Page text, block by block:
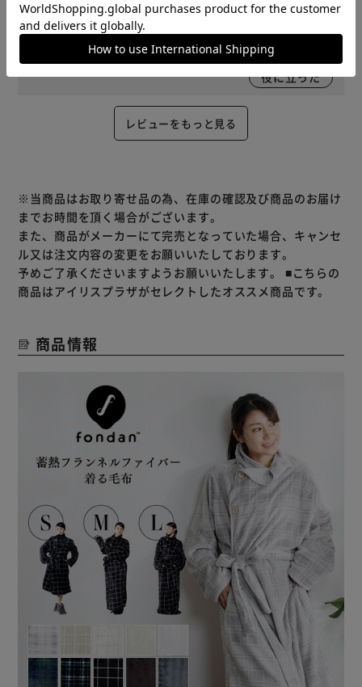
サイズ : Mサイズ ｜ カラー : グリッド/アイボリー×グレー 購入
最近引っ越した姪っ子の為に購入しました。とても暖かいの
で手放せない最高ですとの事です
役に立った
レビューをもっと見る
※当商品はお取り寄せ品の為、在庫の確認及び商品のお届け
までお時間を頂く場合がございます。
また、商品がメーカーにて完売となっていた場合、キャンセ
ル又は注文内容の変更をお願いいたしております。
予めご了承くださいますようお願いいたします。 ■こちらの
商品はアイリスプラザがセレクトしたオススメ商品です。
商品情報